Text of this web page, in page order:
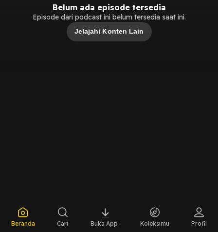
Belum ada episode tersedia
Episode dari podcast ini belum tersedia saat ini.
Jelajahi Konten Lain
Beranda Cari Buka App Koleksimu Profil